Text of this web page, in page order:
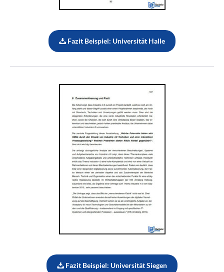
Fazit Beispiel: Universität Halle
Fazit Beispiel: Universität Siegen